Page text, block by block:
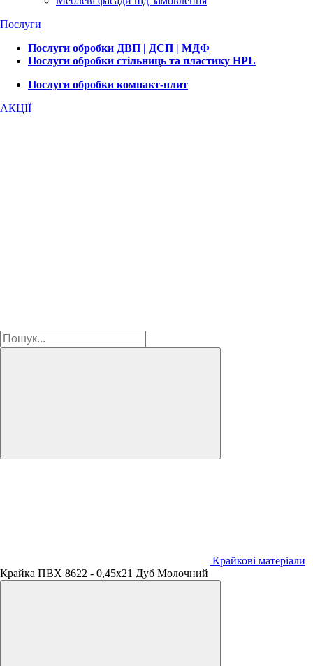
Послуги
Послуги обробки ДВП | ДСП | МДФ
Послуги обробки стільниць та пластику HPL
Послуги обробки компакт-плит
АКЦІЇ
Крайкові матеріали
Крайка ПВХ 8622 - 0,45х21 Дуб Молочний